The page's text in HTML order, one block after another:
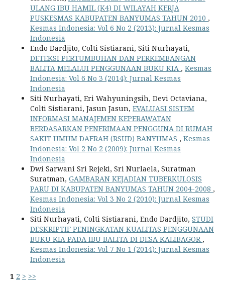
ULANG IBU HAMIL (K4) DI WILAYAH KERJA
PUSKESMAS KABUPATEN BANYUMAS TAHUN 2010 ,
Kesmas Indonesia: Vol 6 No 2 (2013): Jurnal Kesmas
Indonesia
Endo Dardjito, Colti Sistiarani, Siti Nurhayati,
DETEKSI PERTUMBUHAN DAN PERKEMBANGAN
BALITA MELALUI PENGGUNAAN BUKU KIA , Kesmas
Indonesia: Vol 6 No 3 (2014): Jurnal Kesmas
Indonesia
Siti Nurhayati, Eri Wahyuningsih, Devi Octaviana,
Colti Sistiarani, Jasun Jasun, EVALUASI SISTEM
INFORMASI MANAJEMEN KEPERAWATAN
BERDASARKAN PENERIMAAN PENGGUNA DI RUMAH
SAKIT UMUM DAERAH (RSUD) BANYUMAS , Kesmas
Indonesia: Vol 2 No 2 (2009): Jurnal Kesmas
Indonesia
Dwi Sarwani Sri Rejeki, Sri Nurlaela, Suratman
Suratman, GAMBARAN KEJADIAN TUBERKULOSIS
PARU DI KABUPATEN BANYUMAS TAHUN 2004-2008 ,
Kesmas Indonesia: Vol 3 No 2 (2010): Jurnal Kesmas
Indonesia
Siti Nurhayati, Colti Sistiarani, Endo Dardjito, STUDI
DESKRIPTIF PENINGKATAN KUALITAS PENGGUNAAN
BUKU KIA PADA IBU BALITA DI DESA KALIBAGOR ,
Kesmas Indonesia: Vol 7 No 1 (2014): Jurnal Kesmas
Indonesia
1 2 > >>